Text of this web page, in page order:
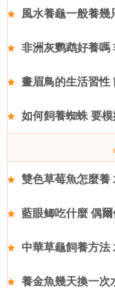
風水養龜一般養幾
非洲灰鹦鹉好養嗎
畫眉鳥的生活習性
如何飼養蜘蛛 要
雙色草莓魚怎麼養
藍眼鲫吃什麼 偶
中華草龜飼養方法
養金魚幾天換一次